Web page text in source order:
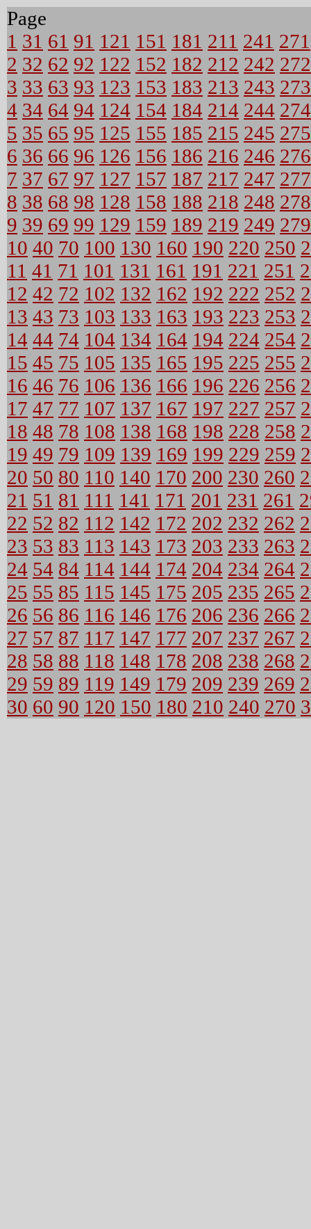
Page
1 31 61 91 121 151 181 211 241 271
2 32 62 92 122 152 182 212 242 272
3 33 63 93 123 153 183 213 243 273
4 34 64 94 124 154 184 214 244 274
5 35 65 95 125 155 185 215 245 275
6 36 66 96 126 156 186 216 246 276
7 37 67 97 127 157 187 217 247 277
8 38 68 98 128 158 188 218 248 278
9 39 69 99 129 159 189 219 249 279
10 40 70 100 130 160 190 220 250
11 41 71 101 131 161 191 221 251
12 42 72 102 132 162 192 222 252
13 43 73 103 133 163 193 223 253
14 44 74 104 134 164 194 224 254
15 45 75 105 135 165 195 225 255
16 46 76 106 136 166 196 226 256
17 47 77 107 137 167 197 227 257
18 48 78 108 138 168 198 228 258
19 49 79 109 139 169 199 229 259
20 50 80 110 140 170 200 230 260
21 51 81 111 141 171 201 231 261
22 52 82 112 142 172 202 232 262
23 53 83 113 143 173 203 233 263
24 54 84 114 144 174 204 234 264
25 55 85 115 145 175 205 235 265
26 56 86 116 146 176 206 236 266
27 57 87 117 147 177 207 237 267
28 58 88 118 148 178 208 238 268
29 59 89 119 149 179 209 239 269
30 60 90 120 150 180 210 240 270